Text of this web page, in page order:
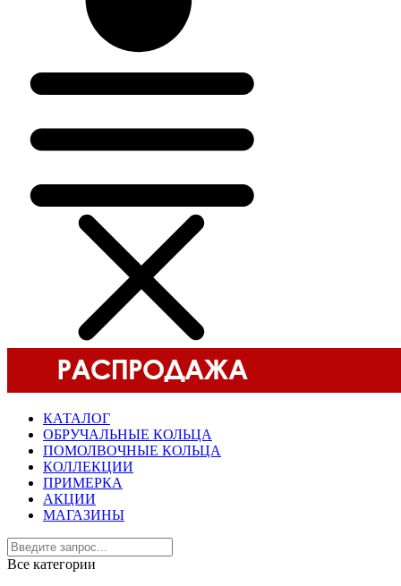
КАТАЛОГ
ОБРУЧАЛЬНЫЕ КОЛЬЦА
ПОМОЛВОЧНЫЕ КОЛЬЦА
КОЛЛЕКЦИИ
ПРИМЕРКА
АКЦИИ
МАГАЗИНЫ
Все категории